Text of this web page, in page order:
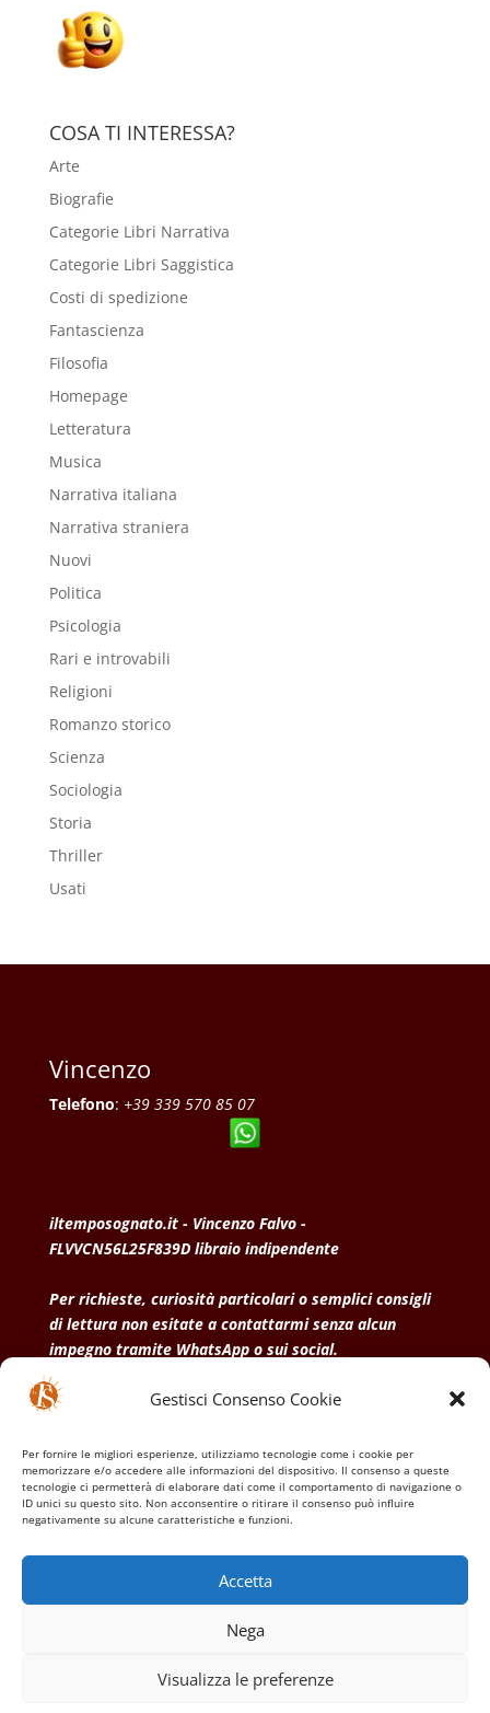
Gestisci Consenso Cookie
Per fornire le migliori esperienze, utilizziamo tecnologie come i cookie per
memorizzare e/o accedere alle informazioni del dispositivo. Il consenso a queste
tecnologie ci permetterà di elaborare dati come il comportamento di navigazione o
ID unici su questo sito. Non acconsentire o ritirare il consenso può influire
negativamente su alcune caratteristiche e funzioni.
Accetta
Nega
Visualizza le preferenze
COSA TI INTERESSA?
Arte
Biografie
Categorie Libri Narrativa
Categorie Libri Saggistica
Costi di spedizione
Fantascienza
Filosofia
Homepage
Letteratura
Musica
Narrativa italiana
Narrativa straniera
Nuovi
Politica
Psicologia
Rari e introvabili
Religioni
Romanzo storico
Scienza
Sociologia
Storia
Thriller
Usati
Vincenzo
Telefono: +39 339 570 85 07
iltemposognato.it - Vincenzo Falvo -
FLVVCN56L25F839D libraio indipendente
Per richieste, curiosità particolari o semplici consigli
di lettura non esitate a contattarmi senza alcun
impegno tramite WhatsApp o sui social.